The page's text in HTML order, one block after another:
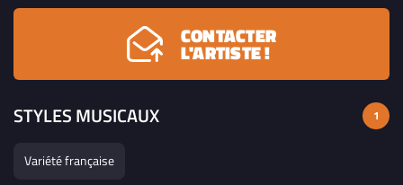
maturité sont autant d’atouts qui lui permettent de
toucher toutes les générations.
CONTACTER
L'ARTISTE !
STYLES MUSICAUX 1
Variété française